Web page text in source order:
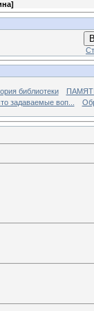
]
библиотеки
задаваемые воп...